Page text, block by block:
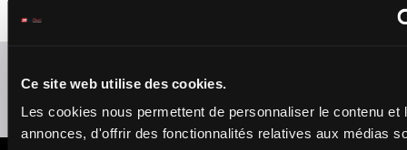
Ce site web utilise des cookies.
Les cookies nous permettent de personnaliser le contenu et
annonces, d'offrir des fonctionnalités relatives aux médias
(23) Da 6a 0a Da